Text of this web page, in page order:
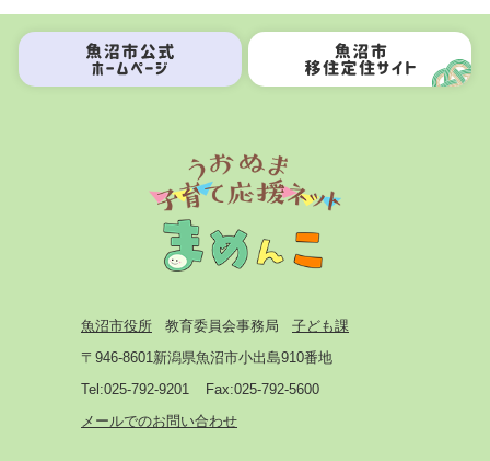
魚沼市役所 教育委員会事務局
子ども課
〒946-8601 新潟県魚沼市小出島910番地
Tel:025-792-9201
Fax:025-792-5600
メールでのお問い合わせ